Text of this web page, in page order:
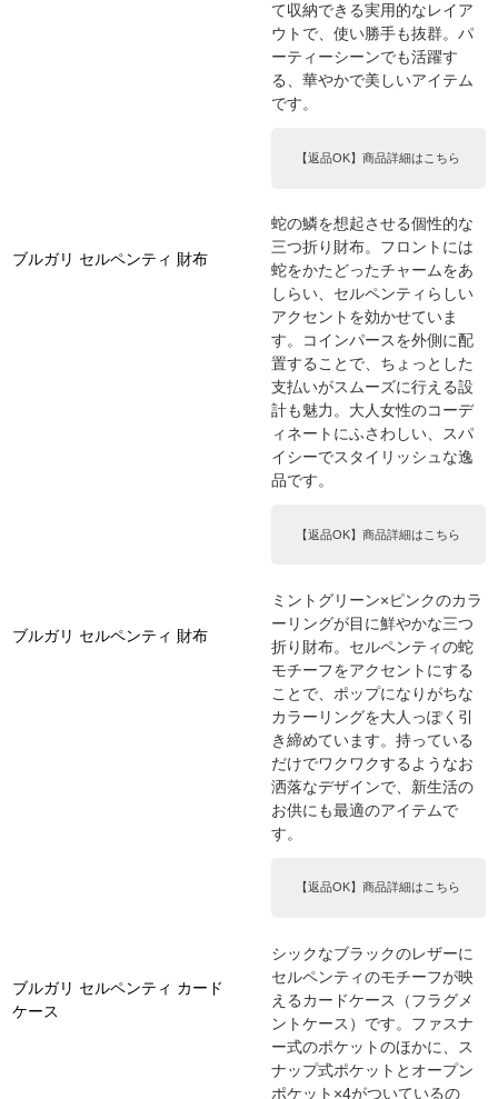
て収納できる実用的なレイア
ウトで、使い勝手も抜群。パ
ーティーシーンでも活躍す
る、華やかで美しいアイテム
です。
【返品OK】商品詳細はこちら
ブルガリ セルペンティ 財布
蛇の鱗を想起させる個性的な
三つ折り財布。フロントには
蛇をかたどったチャームをあ
しらい、セルペンティらしい
アクセントを効かせていま
す。コインパースを外側に配
置することで、ちょっとした
支払いがスムーズに行える設
計も魅力。大人女性のコーデ
ィネートにふさわしい、スパ
イシーでスタイリッシュな逸
品です。
【返品OK】商品詳細はこちら
ブルガリ セルペンティ 財布
ミントグリーン×ピンクのカラ
ーリングが目に鮮やかな三つ
折り財布。セルペンティの蛇
モチーフをアクセントにする
ことで、ポップになりがちな
カラーリングを大人っぽく引
き締めています。持っている
だけでワクワクするようなお
洒落なデザインで、新生活の
お供にも最適のアイテムで
す。
【返品OK】商品詳細はこちら
ブルガリ セルペンティ カード
ケース
シックなブラックのレザーに
セルペンティのモチーフが映
えるカードケース（フラグメ
ントケース）です。ファスナ
ー式のポケットのほかに、ス
ナップ式ポケットとオープン
ポケット×4がついているの